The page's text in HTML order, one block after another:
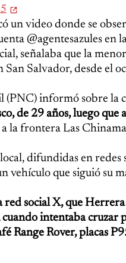
un video donde se
@agentesazules en
señalaba que la
Salvador, desde el
informó sobre la
de 29 años, luego
la frontera Las
difundidas en
vehículo que siguió su
social X, que
intentaba cruzar
Range Rover, placas